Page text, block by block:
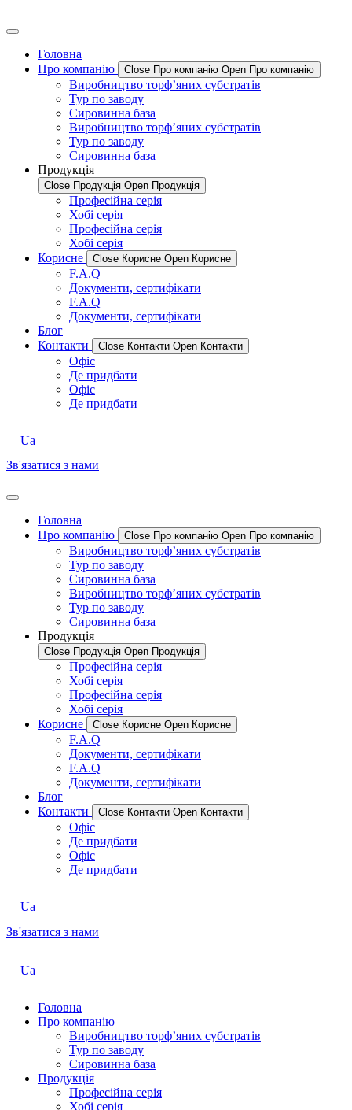
Головна
Про компанію
Close Про компанію Open Про компанію
Виробництво торф’яних субстратів
Тур по заводу
Сировинна база
Виробництво торф’яних субстратів
Тур по заводу
Сировинна база
Продукція
Close Продукція Open Продукція
Професійна серія
Хобі серія
Професійна серія
Хобі серія
Корисне
Close Корисне Open Корисне
F.A.Q
Документи, сертифікати
F.A.Q
Документи, сертифікати
Блог
Контакти
Close Контакти Open Контакти
Офіс
Де придбати
Офіс
Де придбати
Ua
Зв'язатися з нами
Головна
Про компанію
Close Про компанію Open Про компанію
Виробництво торф’яних субстратів
Тур по заводу
Сировинна база
Виробництво торф’яних субстратів
Тур по заводу
Сировинна база
Продукція
Close Продукція Open Продукція
Професійна серія
Хобі серія
Професійна серія
Хобі серія
Корисне
Close Корисне Open Корисне
F.A.Q
Документи, сертифікати
F.A.Q
Документи, сертифікати
Блог
Контакти
Close Контакти Open Контакти
Офіс
Де придбати
Офіс
Де придбати
Ua
Зв'язатися з нами
Ua
Головна
Про компанію
Виробництво торф’яних субстратів
Тур по заводу
Сировинна база
Продукція
Професійна серія
Хобі серія